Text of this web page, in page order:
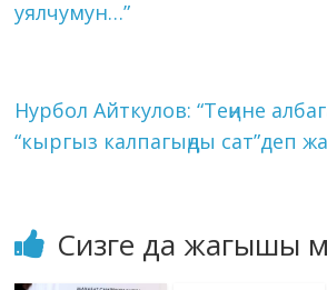
уялчумун…”
Нурбол Айткулов: “Теңине
“кыргыз калпагыңды сат”деп
Сизге да жагышы